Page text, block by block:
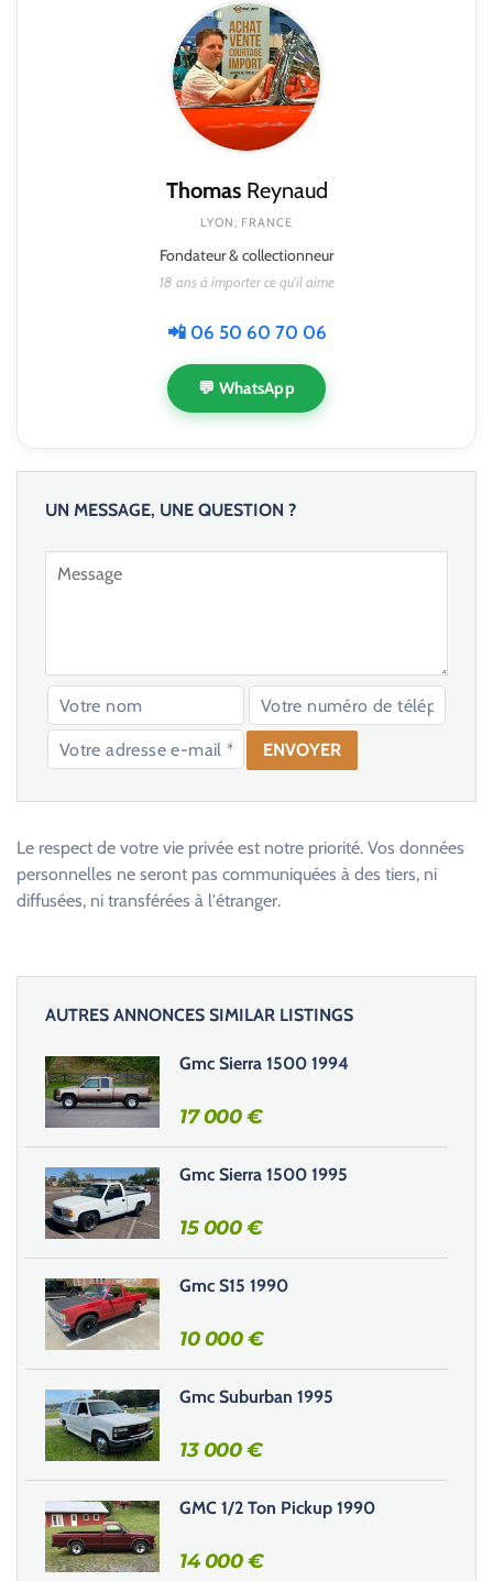
ThomasReynaud
LYON, FRANCE
Fondateur & collectionneur
18 ans à importer ce qu'il aime
📲 06 50 60 70 06
💬 WhatsApp
UN MESSAGE, UNE QUESTION ?
a
s
s
e
r
c
e
c
h
a
m
v
i
d
e
Le respect de votre vie privée est notre priorité. Vos données
personnelles ne seront pas communiquées à des tiers, ni
diffusées, ni transférées à l'étranger.
AUTRES ANNONCES SIMILAR LISTINGS
Gmc Sierra 1500 1994
17 000€
Gmc Sierra 1500 1995
15 000€
Gmc S15 1990
10 000€
Gmc Suburban 1995
13 000€
GMC 1/2 Ton Pickup 1990
14 000€